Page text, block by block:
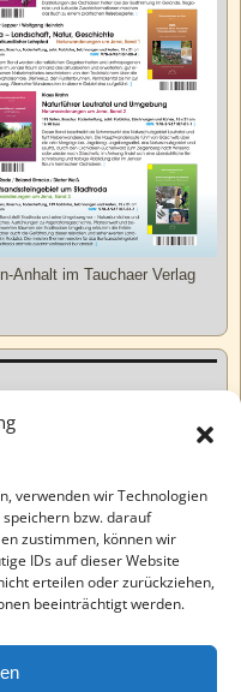
verwenden wir Technologien
bzw. darauf
zustimmen, können wir
IDs auf dieser Website
erteilen oder zurückziehen,
beeinträchtigt werden.
Anhalt im Tauchaer Verlag